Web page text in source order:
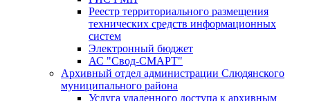
Реестр территориального размещения
технических средств информационных
систем
Электронный бюджет
АС "Свод-СМАРТ"
Архивный отдел администрации Слюдянского
муниципального района
Услуга удаленного доступа к архивным